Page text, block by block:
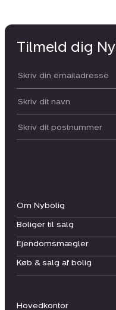
Hovedkontor
Om Nybolig
Boliger til salg
Ejendomsmægler
Køb & salg af bolig
Tilmeld dig
Din email:
Dit navn:
Postnummer